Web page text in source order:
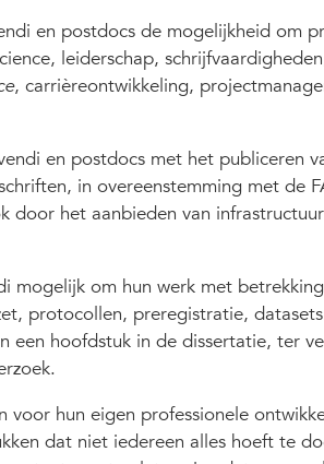
en postdocs de mogelijkheid om
leiderschap,
, carrièreontwikkeling,
en postdocs met het publiceren
in overeenstemming met de
het aanbieden van
mogelijk om hun werk met
protocollen, preregistratie,
een hoofdstuk in de dissertatie, ter
hun eigen professionele
dat niet iedereen alles hoeft te